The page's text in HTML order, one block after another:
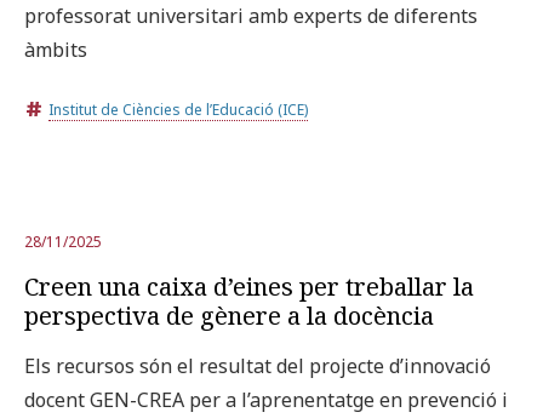
professorat universitari amb experts de diferents
àmbits
Institut de Ciències de l’Educació (ICE)
28/11/2025
Creen una caixa d’eines per treballar la
perspectiva de gènere a la docència
Els recursos són el resultat del projecte d’innovació
docent GEN-CREA per a l’aprenentatge en prevenció i